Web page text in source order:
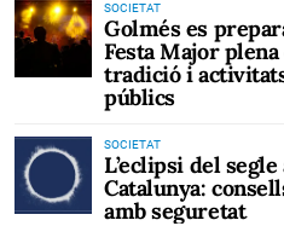
SOCIETAT
Golmés es
Festa Major
tradició i
públics
SOCIETAT
L’eclipsi del
Catalunya:
amb seguretat